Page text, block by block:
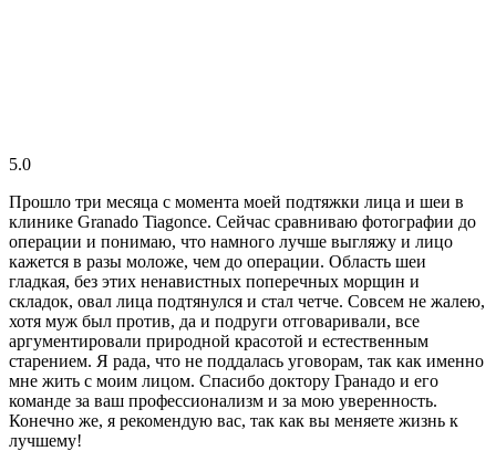
5.0
Прошло три месяца с момента моей подтяжки лица и шеи в
клинике Granado Tiagonce. Сейчас сравниваю фотографии до
операции и понимаю, что намного лучше выгляжу и лицо
кажется в разы моложе, чем до операции. Область шеи
гладкая, без этих ненавистных поперечных морщин и
складок, овал лица подтянулся и стал четче. Совсем не жалею,
хотя муж был против, да и подруги отговаривали, все
аргументировали природной красотой и естественным
старением. Я рада, что не поддалась уговорам, так как именно
мне жить с моим лицом. Спасибо доктору Гранадо и его
команде за ваш профессионализм и за мою уверенность.
Конечно же, я рекомендую вас, так как вы меняете жизнь к
лучшему!